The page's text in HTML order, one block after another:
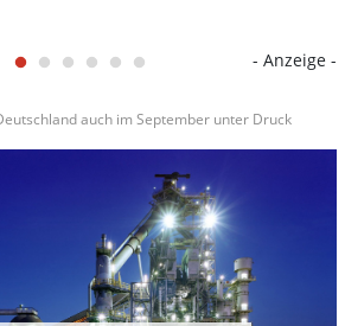
- Anzeige -
auch im September unter Druck